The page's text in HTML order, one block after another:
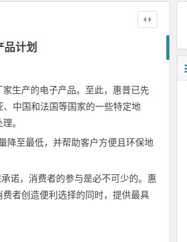
计划
生产的电子产品。至此，惠普已先
中国和法国等国家的一些特定地
。
至最低，并帮助客户方便且环保地
诺，消费者的参与是必不可少的。惠
者创造便利选择的同时，提供最具